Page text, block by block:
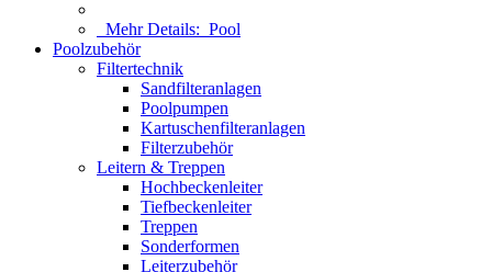
Mehr Details: Pool
Poolzubehör
Filtertechnik
Sandfilteranlagen
Poolpumpen
Kartuschenfilteranlagen
Filterzubehör
Leitern & Treppen
Hochbeckenleiter
Tiefbeckenleiter
Treppen
Sonderformen
Leiterzubehör